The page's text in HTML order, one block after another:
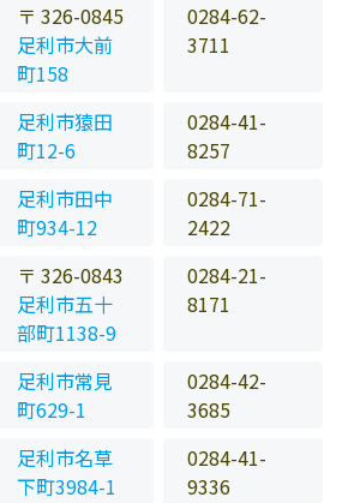
〒 326-0845
足利市大前
町158
0284-62-
3711
足利市猿田
町12-6
0284-41-
8257
足利市田中
町934-12
0284-71-
2422
〒 326-0843
足利市五十
部町1138-9
0284-21-
8171
足利市常見
町629-1
0284-42-
3685
足利市名草
下町3984-1
0284-41-
9336